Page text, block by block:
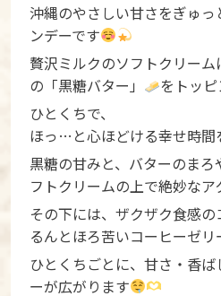
沖縄のやさしい甘さをぎゅ
ンデーです
贅沢ミルクのソフトクリー
の「黒糖バター」
をトッ
ひとくちで、
ほっ…と心ほどける幸せ時間
黒糖の甘みと、バターのま
フトクリームの上で絶妙なア
その下には、ザクザク食感
るんとほろ苦いコーヒーゼリ
ひとくちごとに、甘さ・香
ーが広がります